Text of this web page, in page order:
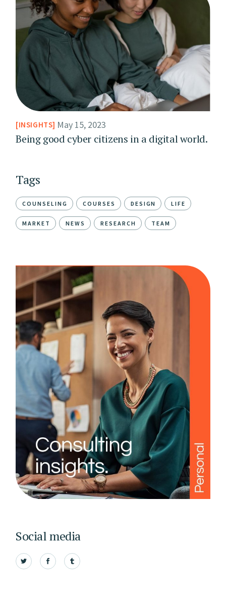
INSIGHTS May 15, 2023
Being good cyber citizens in a digital world.
Tags
COUNSELING COURSES DESIGN LIFE
MARKET NEWS RESEARCH TEAM
Social media